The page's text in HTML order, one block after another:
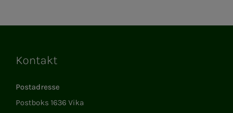
Kontakt
Postadresse
Postboks 1636 Vika